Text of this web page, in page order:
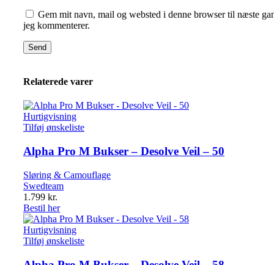
Gem mit navn, mail og websted i denne browser til næste
jeg kommenterer.
Relaterede varer
Hurtigvisning
Tilføj ønskeliste
Alpha Pro M Bukser – Desolve Veil – 50
Sløring & Camouflage
Swedteam
1.799 kr.
Bestil her
Hurtigvisning
Tilføj ønskeliste